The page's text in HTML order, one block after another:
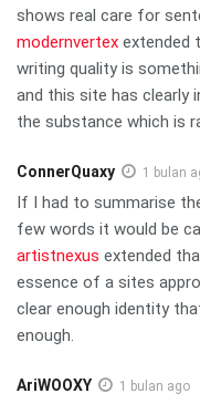
shows real care for
modernvertex extended
writing quality is
and this site has clearly
the substance which is
ConnerQuaxy 1 bulan
If I had to summarise
few words it would be
artistnexus extended
essence of a sites
clear enough identity
enough.
AriWOOXY 1 bulan ago